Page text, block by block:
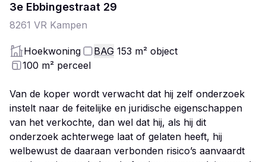
3e Ebbingestraat 29
8261 VR Kampen
Hoekwoning BAG 153 m² object
100 m² perceel
Van de koper wordt verwacht dat hij zelf onderzoek
instelt naar de feitelijke en juridische eigenschappen
van het verkochte, dan wel dat hij, als hij dit
onderzoek achterwege laat of gelaten heeft, hij
welbewust de daaraan verbonden risico’s aanvaardt